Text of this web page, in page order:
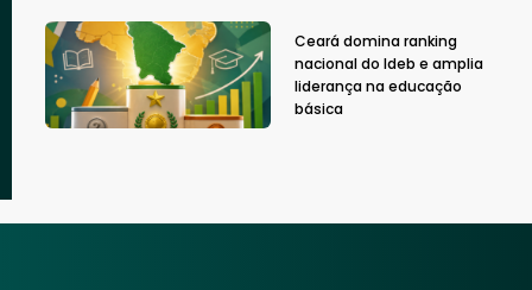
Ceará domina ranking
nacional do Ideb e amplia
liderança na educação
básica